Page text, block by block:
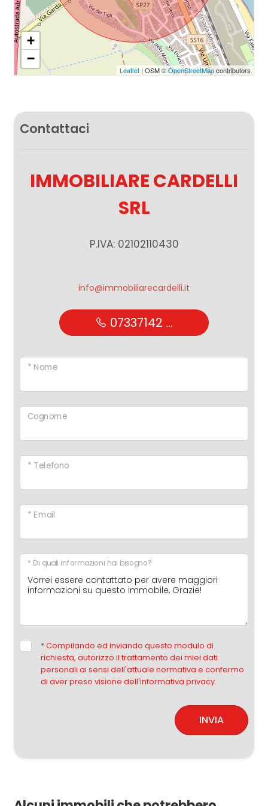
+
−
Leaflet| OSM ©OpenStreetMapcontributors
Contattaci
IMMOBILIARE CARDELLI
SRL
P.IVA: 02102110430
info@immobiliarecardelli.it
07337142 ...
* Nome
Cognome
* Telefono
* Email
* Di quali informazioni hai bisogno?
*Compilando ed inviando questo modulo di
richiesta, autorizzo il trattamento dei miei dati
personali ai sensi dell'attuale normativa e confermo
di aver preso visione dell'informativa privacy.
INVIA